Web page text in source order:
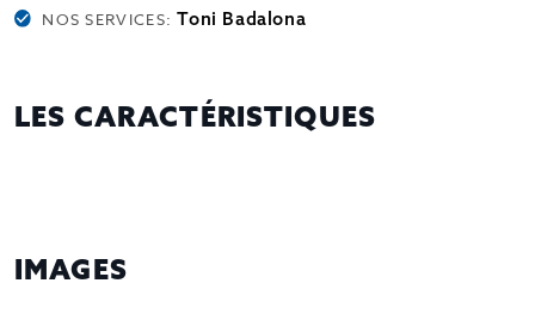
NOS SERVICES:Toni Badalona
LES CARACTÉRISTIQUES
IMAGES